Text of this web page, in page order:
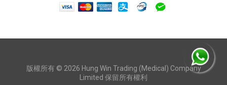
版權所有 © 2026 Hung Win Trading (Medical) Company
Limited 保留所有權利